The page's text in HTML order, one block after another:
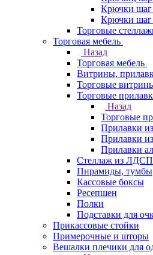
Крючки
Крючки
Торговые
Торговая мебель
Назад
Торговая мебель
Витрины,
Торговые
Торговые
Назад
Торговые
Прилавки
Прилавки
Прилавки
Стеллаж из ЛДСП
Пирамиды,
Кассовые боксы
Ресепшен
Полки
Подставки для
Прикассовые стойки
Примерочные и шторы
Вешалки плечики для